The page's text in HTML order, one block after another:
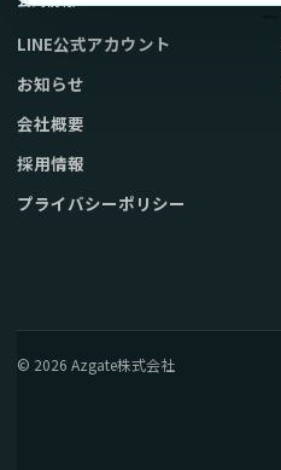
LINE公式アカウント
お知らせ
会社概要
採用情報
プライバシーポリシー
© 2026 Azgate株式会社